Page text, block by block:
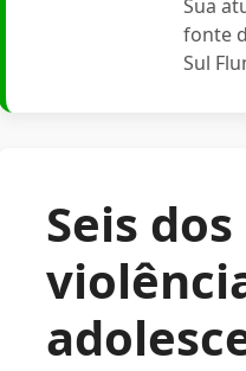
Sua
fonte
Sul
Seis